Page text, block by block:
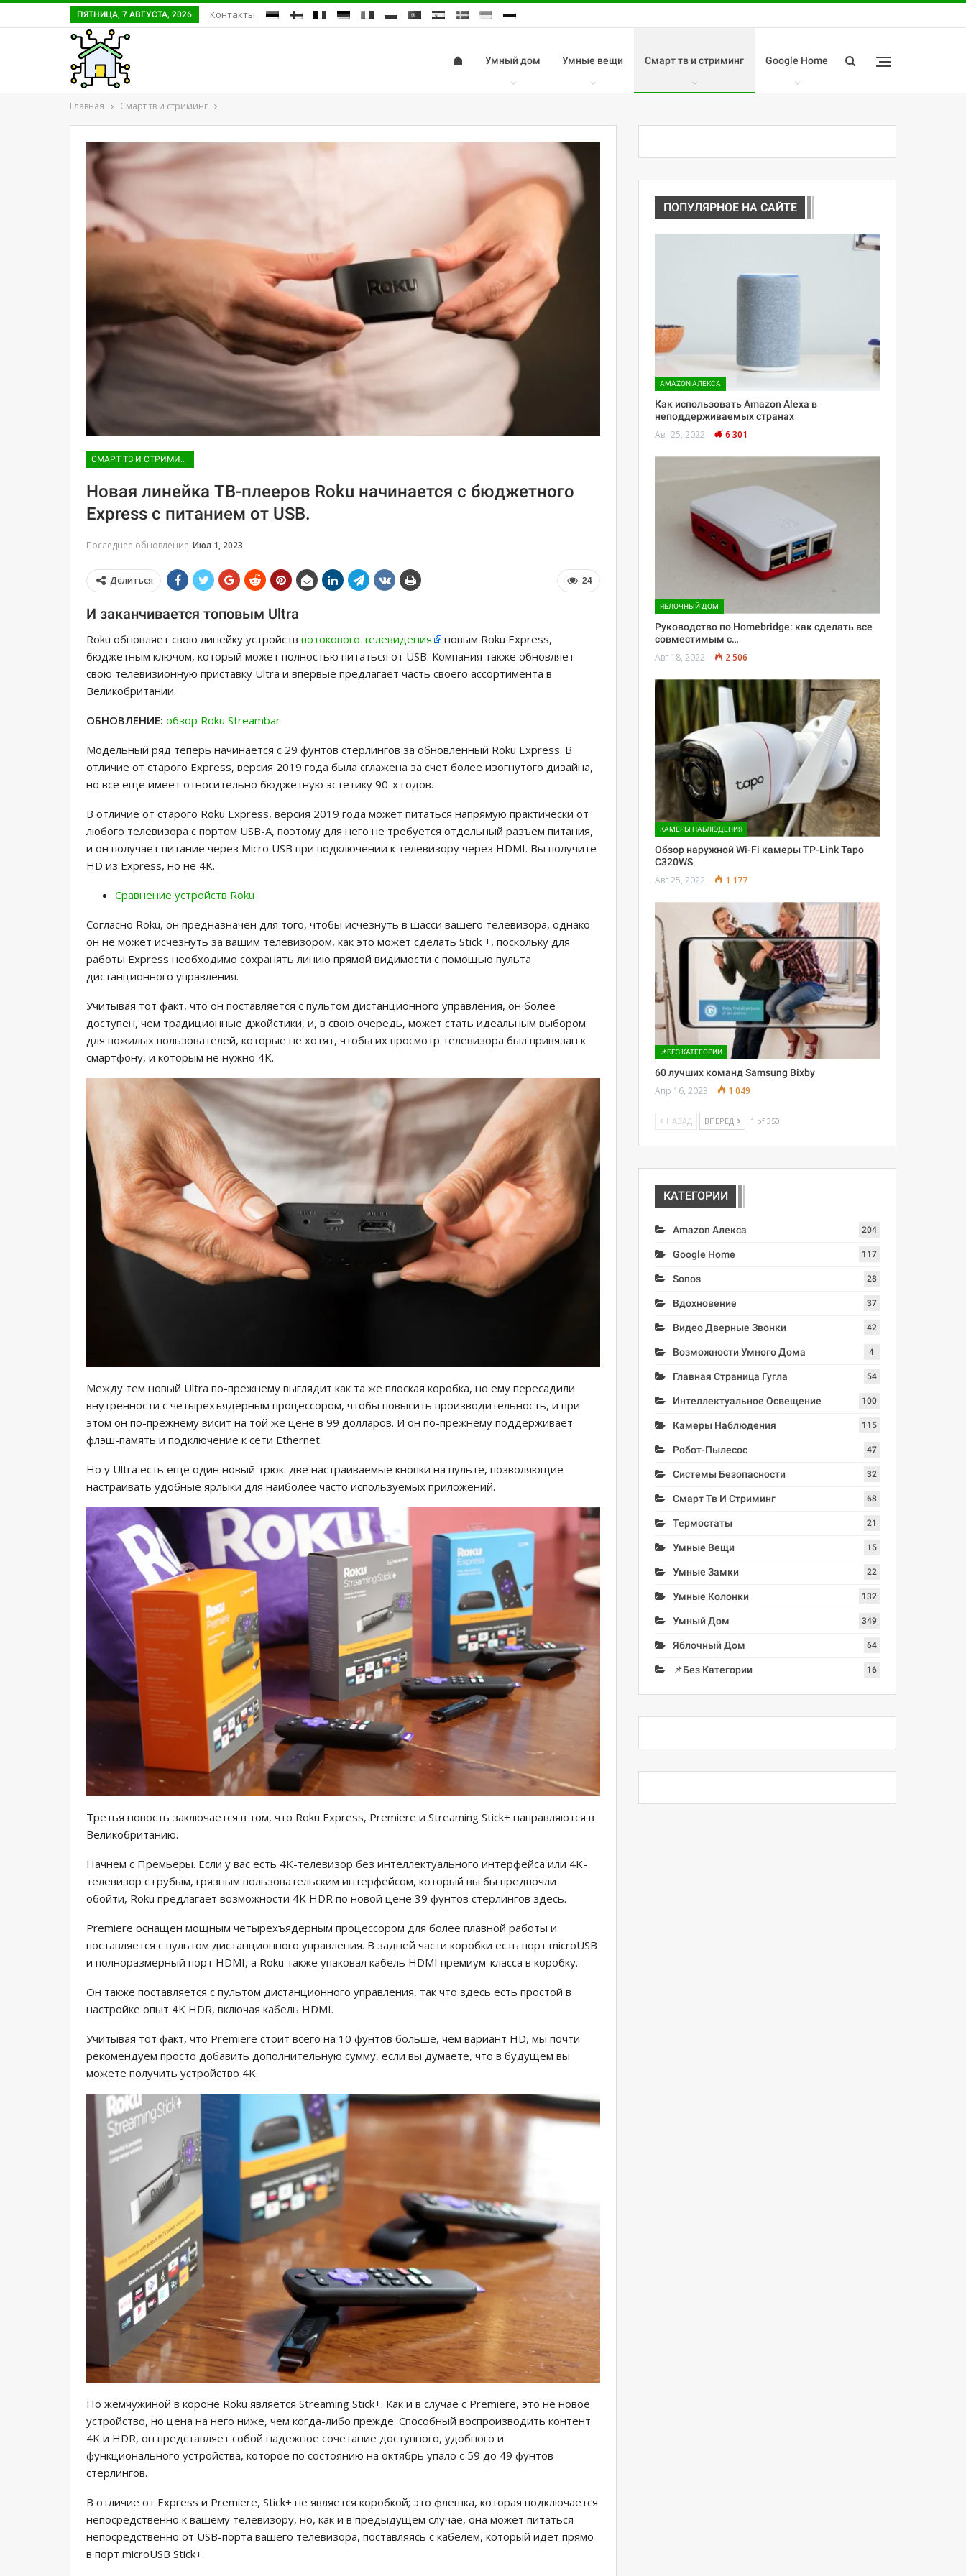
ПЯТНИЦА, 7 АВГУСТА, 2026 Контакты
Умный дом Умные вещи Смарт тв и стриминг Google Home
Главная Смарт тв и стриминг
СМАРТ ТВ И СТРИМИНГ
Новая линейка ТВ-плееров Roku начинается с бюджетного
Express с питанием от USB.
Последнее обновление Июл 1, 2023
24
Делиться
И заканчивается топовым Ultra
Roku обновляет свою линейку устройств потокового телевидения
новым Roku Express,
бюджетным ключом, который может полностью питаться от USB. Компания также обновляет
свою телевизионную приставку Ultra и впервые предлагает часть своего ассортимента в
Великобритании.
ОБНОВЛЕНИЕ: обзор Roku Streambar
Модельный ряд теперь начинается с 29 фунтов стерлингов за обновленный Roku Express. В
отличие от старого Express, версия 2019 года была сглажена за счет более изогнутого дизайна,
но все еще имеет относительно бюджетную эстетику 90-х годов.
В отличие от старого Roku Express, версия 2019 года может питаться напрямую практически от
любого телевизора с портом USB-A, поэтому для него не требуется отдельный разъем питания,
и он получает питание через Micro USB при подключении к телевизору через HDMI. Вы получите
HD из Express, но не 4K.
Сравнение устройств Roku
Согласно Roku, он предназначен для того, чтобы исчезнуть в шасси вашего телевизора, однако
он не может исчезнуть за вашим телевизором, как это может сделать Stick +, поскольку для
работы Express необходимо сохранять линию прямой видимости с помощью пульта
дистанционного управления.
Учитывая тот факт, что он поставляется с пультом дистанционного управления, он более
доступен, чем традиционные джойстики, и, в свою очередь, может стать идеальным выбором
для пожилых пользователей, которые не хотят, чтобы их просмотр телевизора был привязан к
смартфону, и которым не нужно 4K.
Между тем новый Ultra по-прежнему выглядит как та же плоская коробка, но ему пересадили
внутренности с четырехъядерным процессором, чтобы повысить производительность, и при
этом он по-прежнему висит на той же цене в 99 долларов. И он по-прежнему поддерживает
флэш-память и подключение к сети Ethernet.
Но у Ultra есть еще один новый трюк: две настраиваемые кнопки на пульте, позволяющие
настраивать удобные ярлыки для наиболее часто используемых приложений.
Третья новость заключается в том, что Roku Express, Premiere и Streaming Stick+ направляются в
Великобританию.
Начнем с Премьеры. Если у вас есть 4K-телевизор без интеллектуального интерфейса или 4K-
телевизор с грубым, грязным пользовательским интерфейсом, который вы бы предпочли
обойти, Roku предлагает возможности 4K HDR по новой цене 39 фунтов стерлингов здесь.
Premiere оснащен мощным четырехъядерным процессором для более плавной работы и
поставляется с пультом дистанционного управления. В задней части коробки есть порт microUSB
и полноразмерный порт HDMI, а Roku также упаковал кабель HDMI премиум-класса в коробку.
Он также поставляется с пультом дистанционного управления, так что здесь есть простой в
настройке опыт 4K HDR, включая кабель HDMI.
Учитывая тот факт, что Premiere стоит всего на 10 фунтов больше, чем вариант HD, мы почти
рекомендуем просто добавить дополнительную сумму, если вы думаете, что в будущем вы
можете получить устройство 4K.
Но жемчужиной в короне Roku является Streaming Stick+. Как и в случае с Premiere, это не новое
устройство, но цена на него ниже, чем когда-либо прежде. Способный воспроизводить контент
4K и HDR, он представляет собой надежное сочетание доступного, удобного и
функционального устройства, которое по состоянию на октябрь упало с 59 до 49 фунтов
стерлингов.
В отличие от Express и Premiere, Stick+ не является коробкой; это флешка, которая подключается
непосредственно к вашему телевизору, но, как и в предыдущем случае, она может питаться
непосредственно от USB-порта вашего телевизора, поставляясь с кабелем, который идет прямо
в порт microUSB Stick+.
ПОПУЛЯРНОЕ НА САЙТЕ
AMAZON АЛЕКСА
Как использовать Amazon Alexa в
неподдерживаемых странах
Авг 25, 2022 6 301
ЯБЛОЧНЫЙ ДОМ
Руководство по Homebridge: как сделать все
совместимым с…
Авг 18, 2022 2 506
КАМЕРЫ НАБЛЮДЕНИЯ
Обзор наружной Wi-Fi камеры TP-Link Tapo
C320WS
Авг 25, 2022 1 177
📌БЕЗ КАТЕГОРИИ
60 лучших команд Samsung Bixby
Апр 16, 2023 1 049
НАЗАД ВПЕРЕД 1 of 350
КАТЕГОРИИ
Amazon Алекса 204
Google Home 117
Sonos 28
Вдохновение 37
Видео Дверные Звонки 42
Возможности Умного Дома 4
Главная Страница Гугла 54
Интеллектуальное Освещение 100
Камеры Наблюдения 115
Робот-Пылесос 47
Системы Безопасности 32
Смарт Тв И Стриминг 68
Термостаты 21
Умные Вещи 15
Умные Замки 22
Умные Колонки 132
Умный Дом 349
Яблочный Дом 64
📌Без Категории 16